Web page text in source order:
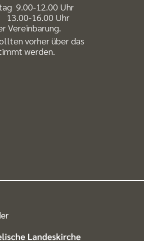
9.00-12.00 Uhr
16.00 Uhr
Vereinbarung.
vorher über das
werden.